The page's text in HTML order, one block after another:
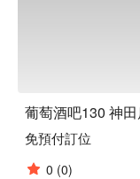
葡萄酒吧130 神
免預付訂位
0 (0)